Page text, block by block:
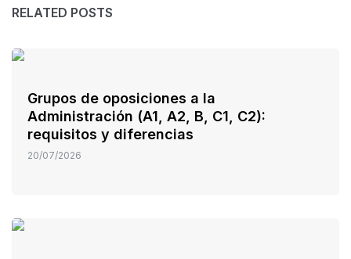
RELATED POSTS
Grupos de oposiciones a la
Administración (A1, A2, B, C1, C2):
requisitos y diferencias
20/07/2026